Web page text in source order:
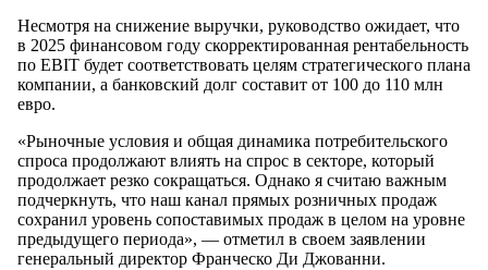
Несмотря на снижение выручки, руководство ожидает, что
в 2025 финансовом году скорректированная рентабельность
по EBIT будет соответствовать целям стратегического плана
компании, а банковский долг составит от 100 до 110 млн
евро.
«Рыночные условия и общая динамика потребительского
спроса продолжают влиять на спрос в секторе, который
продолжает резко сокращаться. Однако я считаю важным
подчеркнуть, что наш канал прямых розничных продаж
сохранил уровень сопоставимых продаж в целом на уровне
предыдущего периода», — отметил в своем заявлении
генеральный директор Франческо Ди Джованни.